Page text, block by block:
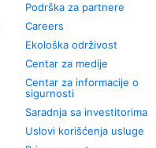
Podrška za partnere
Careers
Ekološka održivost
Centar za medije
Centar za informacije o
sigurnosti
Saradnja sa investitorima
Uslovi korišćenja usluge